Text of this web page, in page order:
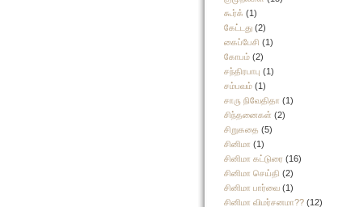
கூர்க் (1)
கேட்டது (2)
கைப்பேசி (1)
கோபம் (2)
சந்திரபாபு (1)
சம்பவம் (1)
சாரு நிவேதிதா (1)
சிந்தனைகள் (2)
சிறுகதை (5)
சினிமா (1)
சினிமா கட்டுரை (16)
சினிமா செய்தி (2)
சினிமா பார்வை (1)
சினிமா விமர்சனமா?? (12)